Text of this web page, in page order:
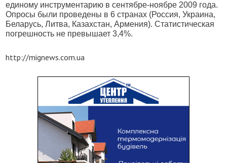
единому инструментарию в сентябре-ноябре 2009 года.
Опросы были проведены в 6 странах (Россия, Украина,
Беларусь, Литва, Казахстан, Армения). Статистическая
погрешность не превышает 3,4%.
http://mignews.com.ua